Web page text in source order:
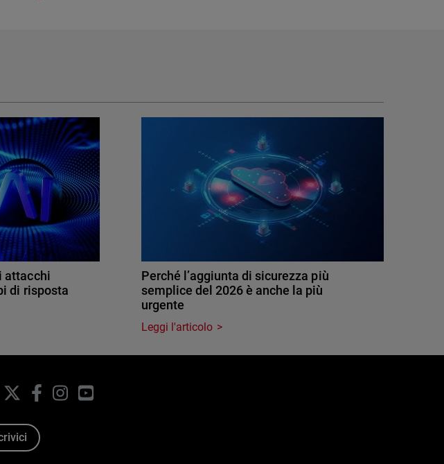
attacchi
di risposta
Perché l’aggiunta di sicurezza più
semplice del 2026 è anche la più
urgente
Leggi l'articolo
Facebook
InstagramYouTube